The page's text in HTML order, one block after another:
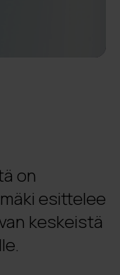
on
esittelee
keskeistä